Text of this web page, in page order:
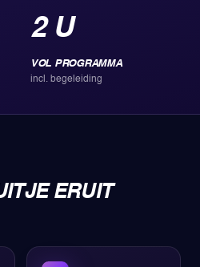
2 U
VOL PROGRAMMA
incl. begeleiding
ERUIT